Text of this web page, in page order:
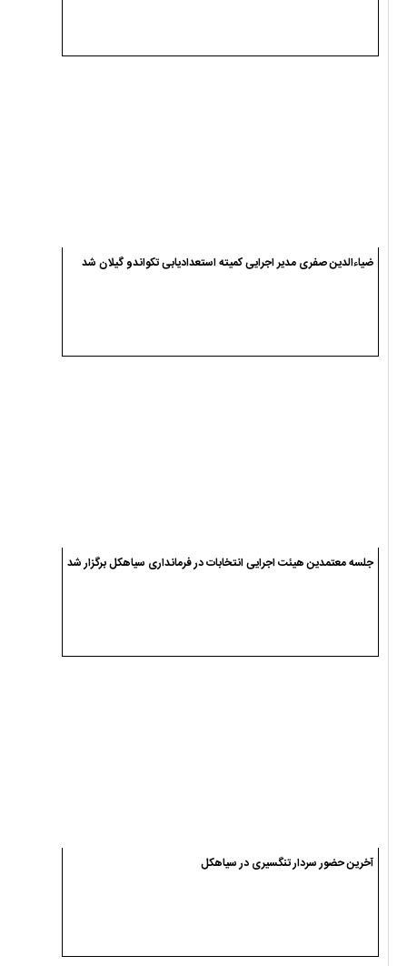
ضیاءالدین صفری مدیر اجرایی کمیته استعدادیابی تکواندو گیلان شد
جلسه معتمدین هیئت اجرایی انتخابات در فرمانداری سیاهکل برگزار شد
آخرین حضور سردار تنگسیری در سیاهکل